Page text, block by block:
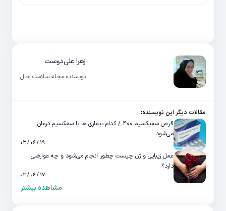
زهرا علی‌دوست
نویسنده مجله سلامت حال
مقالات دیگر این نویسنده:
قرص سفیکسیم ۴۰۰ / کدام بیماری ها با سفکسیم درمان
می‌شود
۱۹ / ۰۶ / ۰۳
عمل زیبایی واژن چیست چطور انجام می‌شود و چه عوارضی
دارد؟
۱۷ / ۰۶ / ۰۳
مشاهده بیشتر